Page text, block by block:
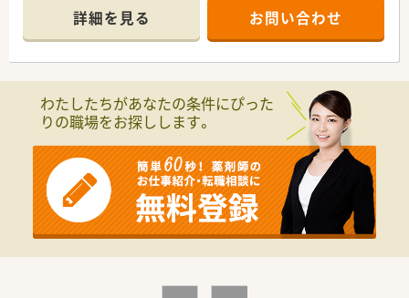
専任での業務をご希望される方もお気軽にご相談ください。
■スキルアップにも力を入れており、希望者で学会発表にも参加
されています。
■全店舗にて最新機器（電子薬歴 他）を導入している為、業務短
詳細を見る お問い合わせ
わたしたちがあなたの条件にぴった
りの職場をお探しします。